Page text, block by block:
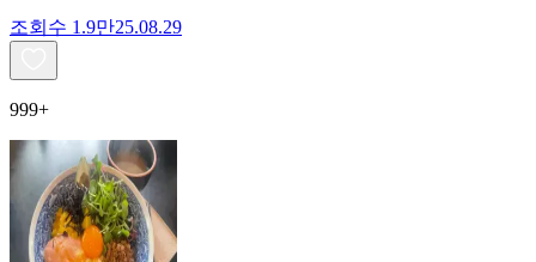
조회수 1.9만25.08.29
999+